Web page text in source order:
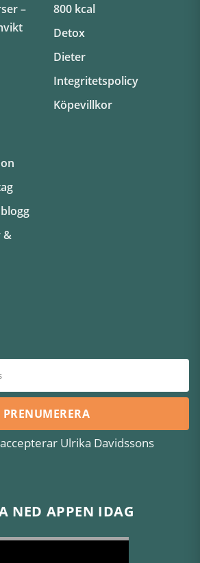
–
800 kcal
Detox
Dieter
Integritetspolicy
Köpevillkor
&
PRENUMERERA
Ulrika Davidssons
NED APPEN IDAG